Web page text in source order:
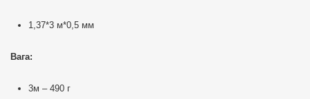
1,37*3 м*0,5 мм
Вага:
3м – 490 г